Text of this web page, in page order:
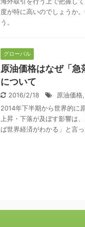
度が特に高いのでしょうか
う。
グローバル
原油価格はなぜ「
について
2016/2/18 原油価格,
2014年下半期から世界的に
上昇・下落が及ぼす影響は
ば世界経済がわかる」と言